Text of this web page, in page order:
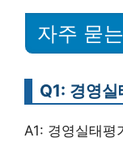
자주 묻
Q1: 경영
A1: 경영실태평